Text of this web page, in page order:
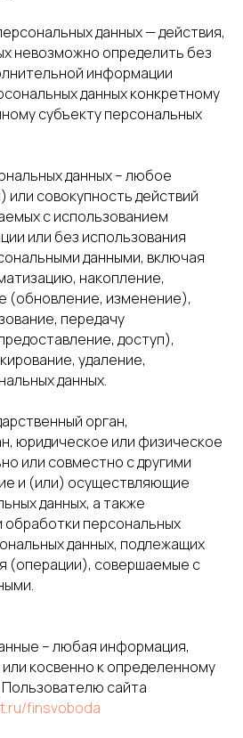
данных — действия,
невозможно определить без
информации
данных конкретному
субъекту персональных
данных – любое
или совокупность действий
с использованием
или без использования
данными, включая
накопление,
(обновление, изменение),
передачу
доступ),
удаление,
данных.
орган,
юридическое или физическое
или совместно с другими
и (или) осуществляющие
данных, а также
персональных
данных, подлежащих
(операции), совершаемые с
– любая информация,
косвенно к определенному
сайта
finsvoboda